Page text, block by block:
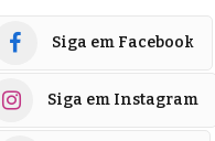
Siga em Facebook
Siga em Instagram